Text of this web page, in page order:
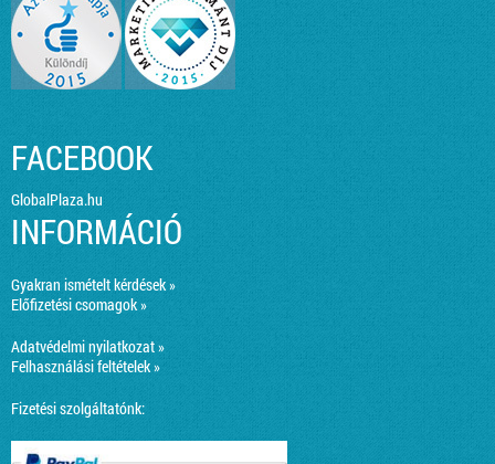
FACEBOOK
GlobalPlaza.hu
INFORMÁCIÓ
Gyakran ismételt kérdések »
Előfizetési csomagok »
Adatvédelmi nyilatkozat »
Felhasználási feltételek »
Fizetési szolgáltatónk: